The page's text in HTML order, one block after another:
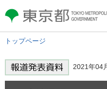
東京都 TOKYO METROPOLITAN
GOVERNMENT
トップページ
2021年04